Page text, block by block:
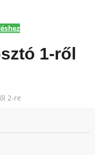
1-ről
2-re